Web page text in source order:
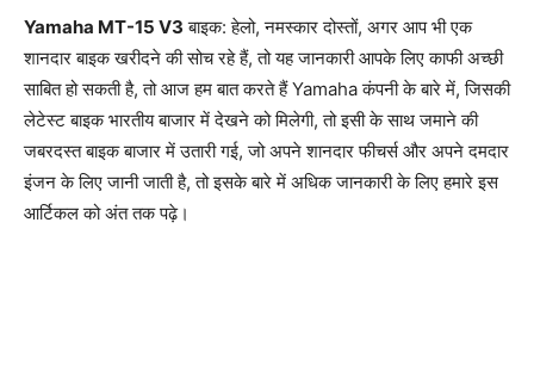
Yamaha MT-15 V3 बाइक: हेलो, नमस्कार दोस्तों, अगर आप भी एक
शानदार बाइक खरीदने की सोच रहे हैं, तो यह जानकारी आपके लिए काफी अच्छी
साबित हो सकती है, तो आज हम बात करते हैं Yamaha कंपनी के बारे में, जिसकी
लेटेस्ट बाइक भारतीय बाजार में देखने को मिलेगी, तो इसी के साथ जमाने की
जबरदस्त बाइक बाजार में उतारी गई, जो अपने शानदार फीचर्स और अपने दमदार
इंजन के लिए जानी जाती है, तो इसके बारे में अधिक जानकारी के लिए हमारे इस
आर्टिकल को अंत तक पढ़े।